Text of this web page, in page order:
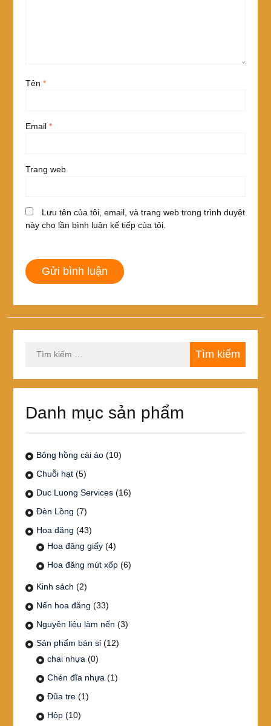
Tên *
Email *
Trang web
Lưu tên của tôi, email, và trang web trong trình duyệt
này cho lần bình luận kế tiếp của tôi.
kiếm
Danh mục sản phẩm
Bông hồng cài áo (10)
Chuỗi hạt (5)
Duc Luong Services (16)
Đèn Lồng (7)
Hoa đăng (43)
Hoa đăng giấy (4)
Hoa đăng mút xốp (6)
Kinh sách (2)
Nến hoa đăng (33)
Nguyên liệu làm nến (3)
Sản phẩm bán sỉ (12)
chai nhựa (0)
Chén đĩa nhựa (1)
Đũa tre (1)
Hộp (10)